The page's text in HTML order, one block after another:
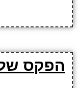
הפקס של